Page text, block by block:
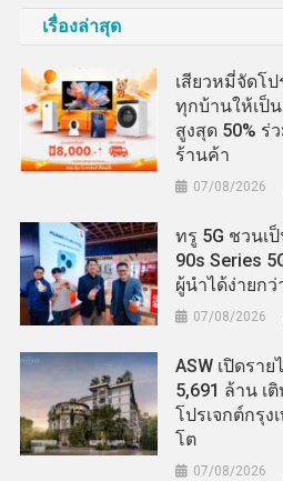
เรื่องล่าสุด
เสียวหมี่จัดโ
ทุกบ้านให้เป็
สูงสุด 50% ร่
ร้านค้า
07/08/2026
ทรู 5G ชวนเป็
90s Series
ผู้นำได้ง่ายก
07/08/2026
ASW เปิดรา
5,691 ล้าน เ
โปรเจกต์กรุ
โต
07/08/2026